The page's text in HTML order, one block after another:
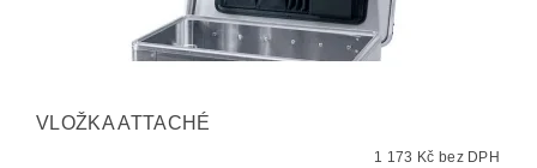
VLOŽKA ATTACHÉ
1 173 Kč bez DPH